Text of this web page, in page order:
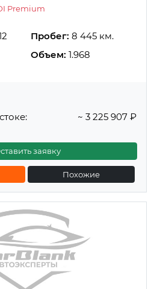
Premium
Пробег: 8 445 км.
Объем: 1.968
~ 3 225 907 ₽
заявку
Похожие